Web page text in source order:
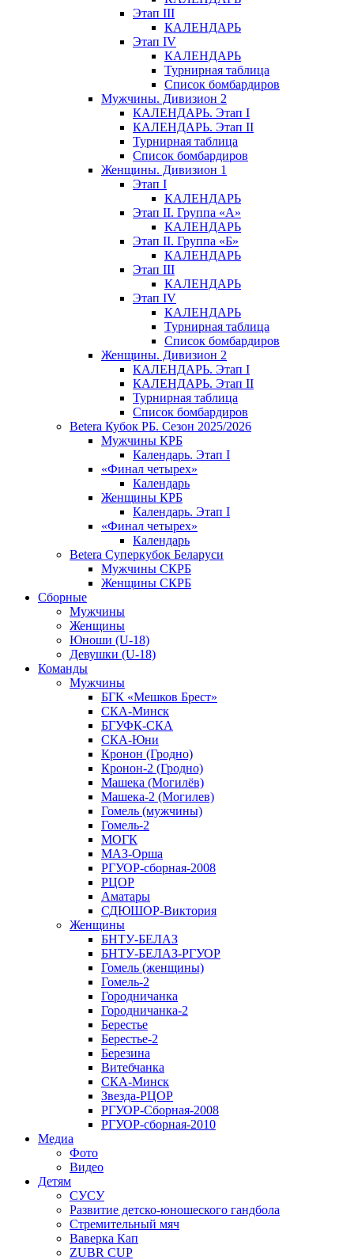
Этап III
КАЛЕНДАРЬ
Этап IV
КАЛЕНДАРЬ
Турнирная таблица
Список бомбардиров
Мужчины. Дивизион 2
КАЛЕНДАРЬ. Этап I
КАЛЕНДАРЬ. Этап II
Турнирная таблица
Список бомбардиров
Женщины. Дивизион 1
Этап I
КАЛЕНДАРЬ
Этап II. Группа «А»
КАЛЕНДАРЬ
Этап II. Группа «Б»
КАЛЕНДАРЬ
Этап III
КАЛЕНДАРЬ
Этап IV
КАЛЕНДАРЬ
Турнирная таблица
Список бомбардиров
Женщины. Дивизион 2
КАЛЕНДАРЬ. Этап I
КАЛЕНДАРЬ. Этап II
Турнирная таблица
Список бомбардиров
Betera Кубок РБ. Сезон 2025/2026
Мужчины КРБ
Календарь. Этап I
«Финал четырех»
Календарь
Женщины КРБ
Календарь. Этап I
«Финал четырех»
Календарь
Betera Суперкубок Беларуси
Мужчины СКРБ
Женщины СКРБ
Сборные
Мужчины
Женщины
Юноши (U-18)
Девушки (U-18)
Команды
Мужчины
БГК «Мешков Брест»
СКА-Минск
БГУФК-СКА
СКА-Юни
Кронон (Гродно)
Кронон-2 (Гродно)
Машека (Могилёв)
Машека-2 (Могилев)
Гомель (мужчины)
Гомель-2
МОГК
МАЗ-Орша
РГУОР-сборная-2008
РЦОР
Аматары
СДЮШОР-Виктория
Женщины
БНТУ-БЕЛАЗ
БНТУ-БЕЛАЗ-РГУОР
Гомель (женщины)
Гомель-2
Городничанка
Городничанка-2
Берестье
Берестье-2
Березина
Витебчанка
СКА-Минск
Звезда-РЦОР
РГУОР-Сборная-2008
РГУОР-сборная-2010
Медиа
Фото
Видео
Детям
СУСУ
Развитие детско-юношеского гандбола
Стремительный мяч
Ваверка Кап
ZUBR CUP